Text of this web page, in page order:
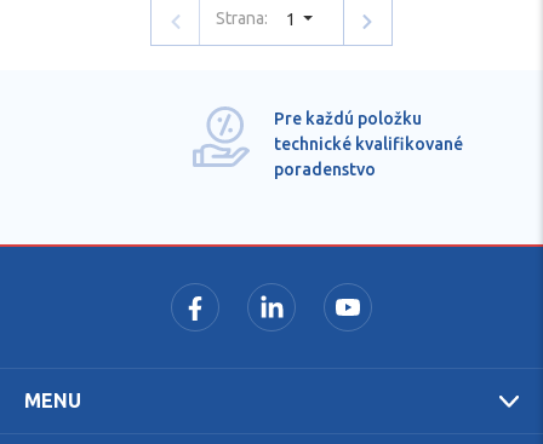
Strana: 1
Pre každú položku
technické kvalifikované
poradenstvo
MENU